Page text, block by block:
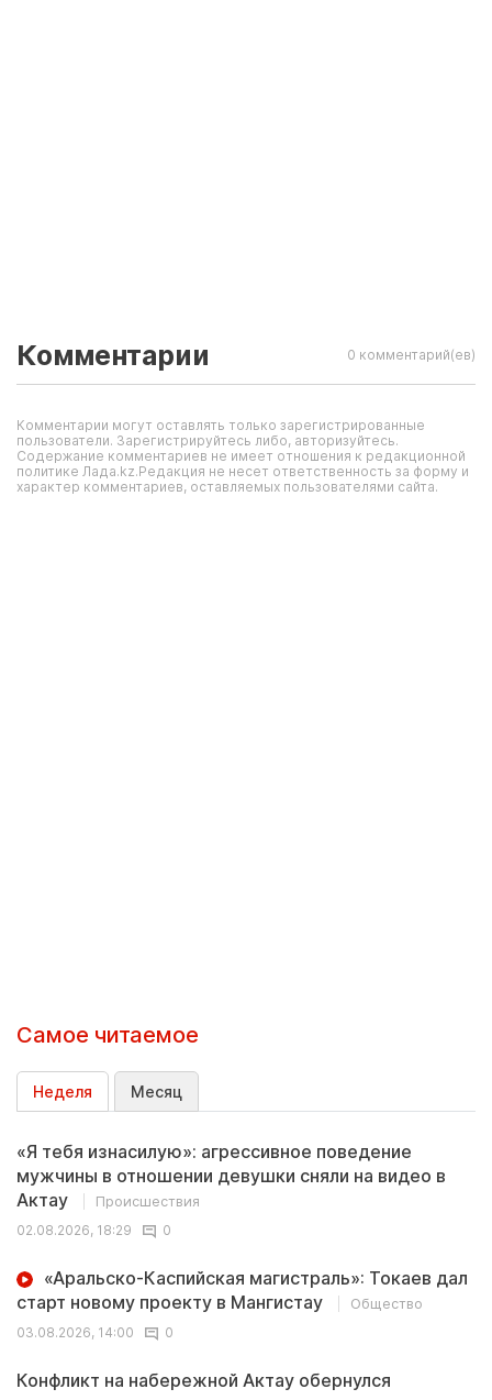
Комментарии 0 комментарий(ев)
Комментарии могут оставлять только зарегистрированные
пользователи. Зарегистрируйтесь либо, авторизуйтесь.
Содержание комментариев не имеет отношения к редакционной
политике Лада.kz.Редакция не несет ответственность за форму и
характер комментариев, оставляемых пользователями сайта.
Самое читаемое
Неделя Месяц
«Я тебя изнасилую»: агрессивное поведение
мужчины в отношении девушки сняли на видео в
Актау
Происшествия
02.08.2026, 18:29
0
«Аральско-Каспийская магистраль»: Токаев дал
старт новому проекту в Мангистау
Общество
03.08.2026, 14:00
0
Конфликт на набережной Актау обернулся